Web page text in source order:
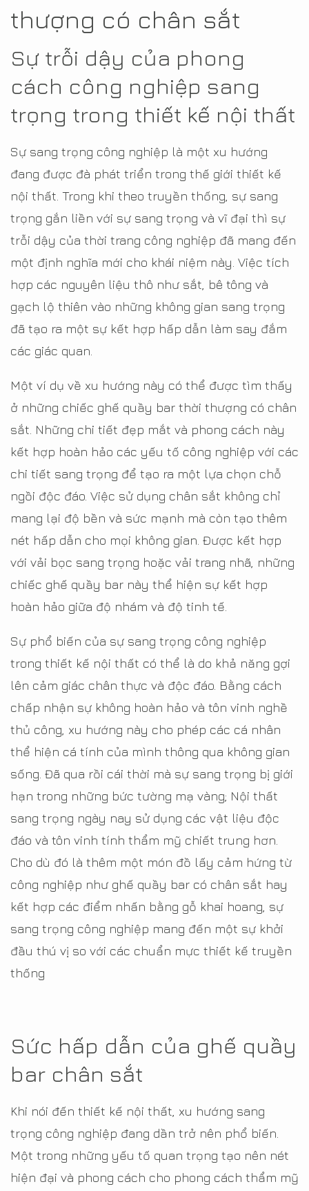
thượng có chân sắt
Sự trỗi dậy của phong
cách công nghiệp sang
trọng trong thiết kế nội thất
Sự sang trọng công nghiệp là một xu hướng
đang được đà phát triển trong thế giới thiết kế
nội thất. Trong khi theo truyền thống, sự sang
trọng gắn liền với sự sang trọng và vĩ đại thì sự
trỗi dậy của thời trang công nghiệp đã mang đến
một định nghĩa mới cho khái niệm này. Việc tích
hợp các nguyên liệu thô như sắt, bê tông và
gạch lộ thiên vào những không gian sang trọng
đã tạo ra một sự kết hợp hấp dẫn làm say đắm
các giác quan.
Một ví dụ về xu hướng này có thể được tìm thấy
ở những chiếc ghế quầy bar thời thượng có chân
sắt. Những chi tiết đẹp mắt và phong cách này
kết hợp hoàn hảo các yếu tố công nghiệp với các
chi tiết sang trọng để tạo ra một lựa chọn chỗ
ngồi độc đáo. Việc sử dụng chân sắt không chỉ
mang lại độ bền và sức mạnh mà còn tạo thêm
nét hấp dẫn cho mọi không gian. Được kết hợp
với vải bọc sang trọng hoặc vải trang nhã, những
chiếc ghế quầy bar này thể hiện sự kết hợp
hoàn hảo giữa độ nhám và độ tinh tế.
Sự phổ biến của sự sang trọng công nghiệp
trong thiết kế nội thất có thể là do khả năng gợi
lên cảm giác chân thực và độc đáo. Bằng cách
chấp nhận sự không hoàn hảo và tôn vinh nghề
thủ công, xu hướng này cho phép các cá nhân
thể hiện cá tính của mình thông qua không gian
sống. Đã qua rồi cái thời mà sự sang trọng bị giới
hạn trong những bức tường mạ vàng; Nội thất
sang trọng ngày nay sử dụng các vật liệu độc
đáo và tôn vinh tính thẩm mỹ chiết trung hơn.
Cho dù đó là thêm một món đồ lấy cảm hứng từ
công nghiệp như ghế quầy bar có chân sắt hay
kết hợp các điểm nhấn bằng gỗ khai hoang, sự
sang trọng công nghiệp mang đến một sự khởi
đầu thú vị so với các chuẩn mực thiết kế truyền
thống
Sức hấp dẫn của ghế quầy
bar chân sắt
Khi nói đến thiết kế nội thất, xu hướng sang
trọng công nghiệp đang dần trở nên phổ biến.
Một trong những yếu tố quan trọng tạo nên nét
hiện đại và phong cách cho phong cách thẩm mỹ